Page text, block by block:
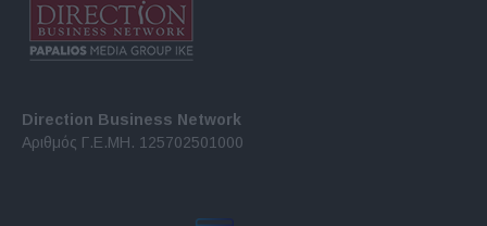
Direction Business Network
Αριθμός Γ.Ε.ΜΗ. 125702501000